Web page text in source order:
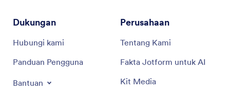
Dukungan
Hubungi kami
Panduan Pengguna
Bantuan
Perusahaan
Tentang Kami
Fakta Jotform untuk AI
Kit Media